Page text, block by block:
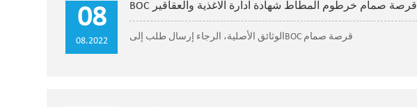
08
08.2022
BOC قرصة صمام خرطوم المطاط شهادة ادارة الاغذية والعقاقير
الوثائق الأصلية، الرجاء إرسال طلب إلىBOC قرصة صمام